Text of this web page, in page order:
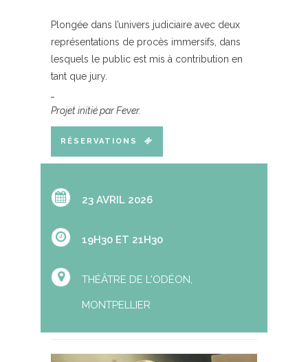
Plongée dans l’univers judiciaire avec deux
représentations de procès immersifs, dans
lesquels le public est mis à contribution en
tant que jury.
Projet initié par Fever.
RÉSERVATIONS
23 AVRIL 2026
19H30 ET 21H30
THÉÂTRE DE L'ODÉON,
MONTPELLIER